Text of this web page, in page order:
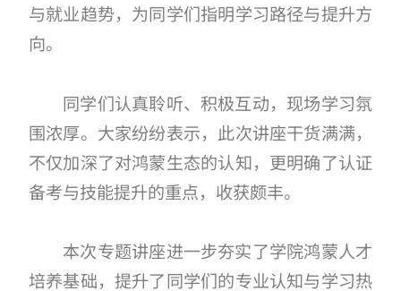
与就业趋势，为同学们指明学习路径与提升方
向。
同学们认真聆听、积极互动，现场学习氛
围浓厚。大家纷纷表示，此次讲座干货满满，
不仅加深了对鸿蒙生态的认知，更明确了认证
备考与技能提升的重点，收获颇丰。
本次专题讲座进一步夯实了学院鸿蒙人才
培养基础，提升了同学们的专业认知与学习热